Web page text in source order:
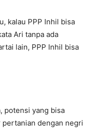
kalau PPP Inhil bisa
Ari tanpa ada
lain, PPP Inhil bisa
potensi yang bisa
dengan negri